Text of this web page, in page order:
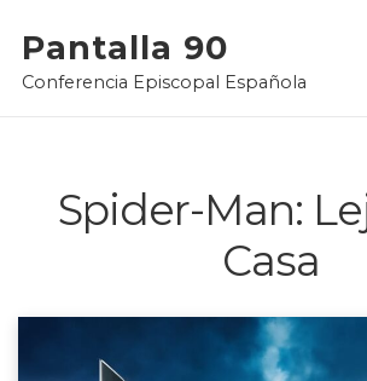
content
Pantalla 90
Conferencia Episcopal Española
Spider-Man:
Casa